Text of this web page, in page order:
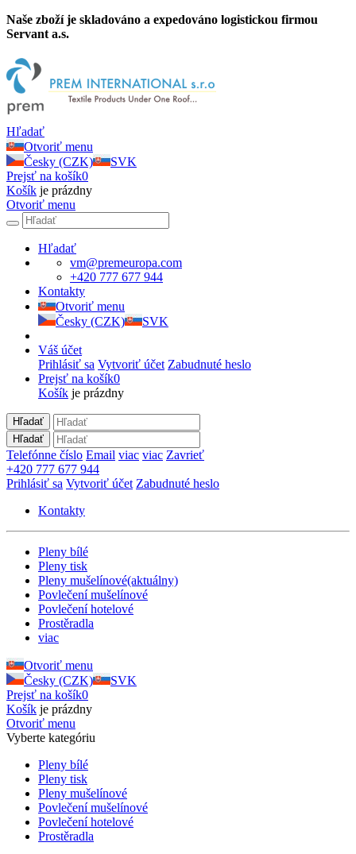
Naše zboží je skladováno a expedováno logistickou firmou
Servant a.s.
Hľadať
Otvoriť menu
Česky (CZK)
SVK
Prejsť na košík0
Košík je prázdny
Otvoriť menu
Hľadať
vm@premeuropa.com
+420 777 677 944
Kontakty
Otvoriť menu
Česky (CZK)
SVK
Váš účet
Prihlásiť sa Vytvoriť účet Zabudnuté heslo
Prejsť na košík0
Košík je prázdny
Hľadať
Hľadať
Telefónne číslo Email viac viac Zavrieť
+420 777 677 944
Prihlásiť sa Vytvoriť účet Zabudnuté heslo
Kontakty
Pleny bílé
Pleny tisk
Pleny mušelínové(aktuálny)
Povlečení mušelínové
Povlečení hotelové
Prostěradla
viac
Otvoriť menu
Česky (CZK)
SVK
Prejsť na košík0
Košík je prázdny
Otvoriť menu
Vyberte kategóriu
Pleny bílé
Pleny tisk
Pleny mušelínové
Povlečení mušelínové
Povlečení hotelové
Prostěradla